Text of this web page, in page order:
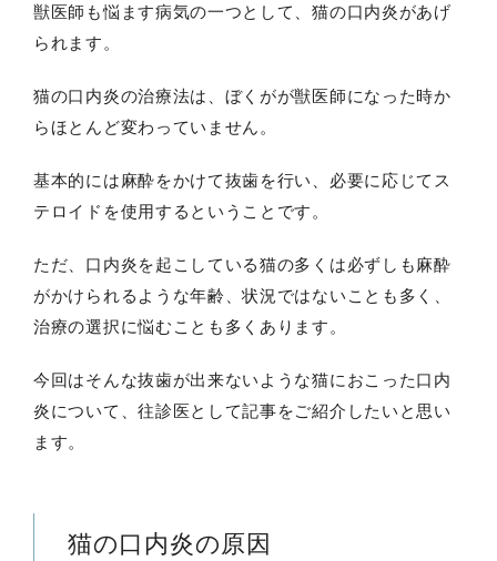
獣医師も悩ます病気の一つとして、猫の口内炎があげ
られます。
猫の口内炎の治療法は、ぼくがが獣医師になった時か
らほとんど変わっていません。
基本的には麻酔をかけて抜歯を行い、必要に応じてス
テロイドを使用するということです。
ただ、口内炎を起こしている猫の多くは必ずしも麻酔
がかけられるような年齢、状況ではないことも多く、
治療の選択に悩むことも多くあります。
今回はそんな抜歯が出来ないような猫におこった口内
炎について、往診医として記事をご紹介したいと思い
ます。
猫の口内炎の原因